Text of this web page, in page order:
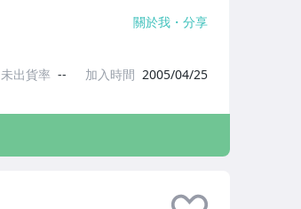
關於我 分享
未出貨率 -- 加入時間 2005/04/25